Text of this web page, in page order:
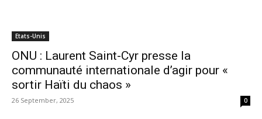
Etats-Unis
ONU : Laurent Saint-Cyr presse la
communauté internationale d’agir pour «
sortir Haïti du chaos »
26 September, 2025 0